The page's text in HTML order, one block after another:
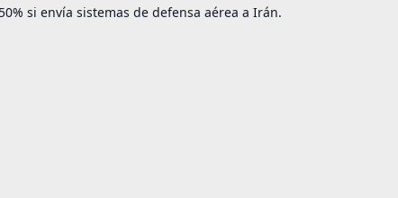
si envía sistemas de defensa aérea a Irán.